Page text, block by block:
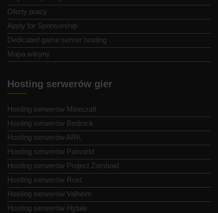
Oferty pracy
Apply for Sponsorship
Dedicated game server hosting
Mapa witryny
Hosting serwerów gier
Hosting serwerów Minecraft
Hosting serwerów Bedrock
Hosting serwerów ARK
Hosting serwerów Palworld
Hosting serwerów Project Zomboid
Hosting serwerów Rust
Hosting serwerów Valheim
Hosting serwerów Hytale